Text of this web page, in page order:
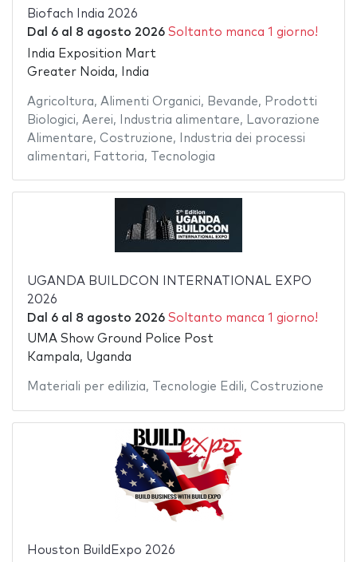
Biofach India 2026
Dal 6al 8 agosto 2026 Soltanto manca 1 giorno!
India Exposition Mart
Greater Noida, India
Agricoltura, Alimenti Organici, Bevande, Prodotti
Biologici, Aerei, Industria alimentare, Lavorazione
Alimentare, Costruzione,
Industria dei processi
alimentari, Fattoria, Tecnologia
UGANDA BUILDCON INTERNATIONAL EXPO
2026
Dal 6al 8 agosto 2026 Soltanto manca 1 giorno!
UMA Show Ground Police Post
Kampala, Uganda
Materiali per edilizia, Tecnologie Edili, Costruzione
Houston BuildExpo 2026